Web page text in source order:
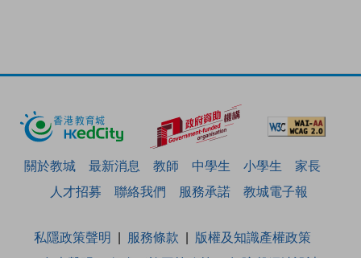
關於教城 最新消息 教師 中學生 小學生
家長
人才招募
聯絡我們 服務承諾 教城電子報
私隱政策聲明 服務條款
版權及知識產權政策